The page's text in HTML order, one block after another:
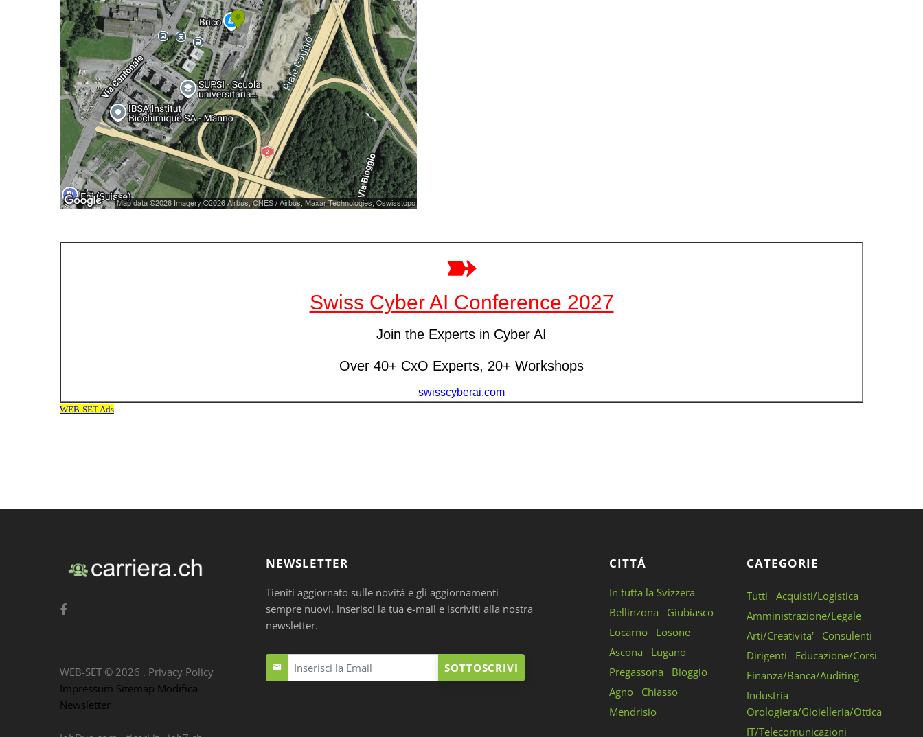
NEWSLETTER
Tieniti aggiornato sulle novitá e gli aggiornamenti
sempre nuovi. Inserisci la tua e-mail e iscriviti alla nostra
newsletter.
SOTTOSCRIVI
CITTÁ
In tutta la Svizzera
Bellinzona
Giubiasco
Locarno
Losone
Ascona
Lugano
Pregassona
Bioggio
Agno
Chiasso
Mendrisio
CATEGORIE
Tutti
Acquisti/Logistica
Amministrazione/Legale
Arti/Creativita'
Consulenti
Dirigenti
Educazione/Corsi
Finanza/Banca/Auditing
Industria
Orologiera/Gioielleria/Ottica
IT/Telecomunicazioni
WEB-SET © 2026 . Privacy Policy
Impressum Sitemap Modifica
Newsletter